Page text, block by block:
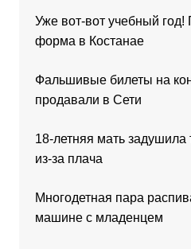
Уже вот-вот учебный
форма в Костанае
Фальшивые билеты на
продавали в Сети
18-летняя мать задушила
из-за плача
Многодетная пара
машине с младенцем